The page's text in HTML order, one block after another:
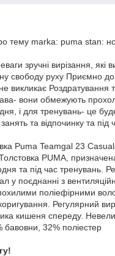
тему marka: puma stan:
зручні вирізання, які
свободу руху Приємно
викликає Роздратування
вони обмежують
і для тренувань- це
та відпочинку та під
Puma Teamgal 23
PUMA,
та під час тренувань.
у поєднанні з
поліефірними
Регулярний
кишеня спереду.
бавовни, 32% поліестер